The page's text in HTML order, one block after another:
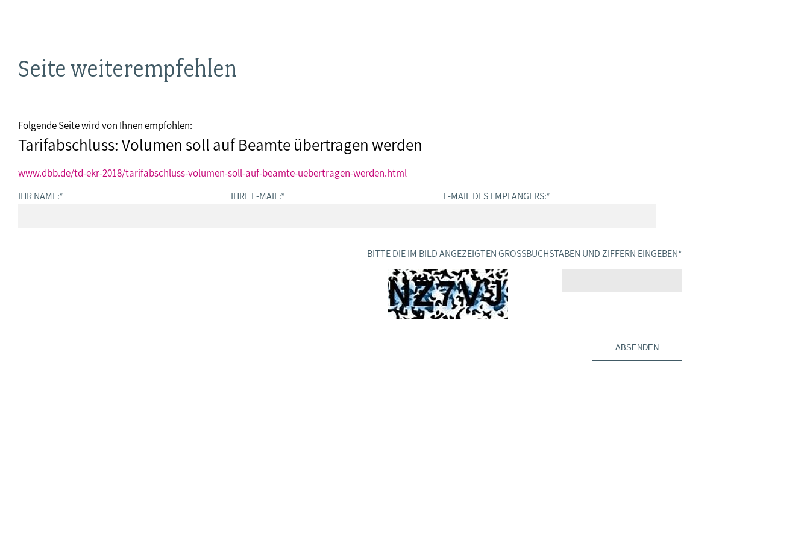
Seite weiterempfehlen
Folgende Seite wird von Ihnen empfohlen:
Tarifabschluss: Volumen soll auf Beamte übertragen werden
www.dbb.de/td-ekr-2018/tarifabschluss-volumen-soll-auf-beamte-uebertragen-werden.html
IHR NAME:* IHRE E-MAIL:* E-MAIL DES EMPFÄNGERS:*
BITTE DIE IM BILD ANGEZEIGTEN GROSSBUCHSTABEN UND ZIFFERN EINGEBEN *
ABSENDEN